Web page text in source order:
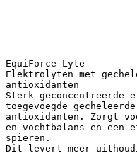
EquiForce Lyte
Elektrolyten met
antioxidanten
Sterk geconcentreerde
toegevoegde
antioxidanten. Zorgt
en vochtbalans en een
spieren.
Dit levert meer